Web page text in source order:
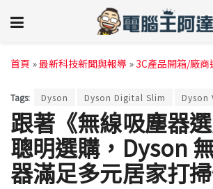
首頁 »最新科技新聞與報導 »3C產品開箱/廠商
Tags: Dyson Dyson Digital Slim Dyson
跟著《無線吸塵器選
聰明選購，Dyson
器滿足多元居家打